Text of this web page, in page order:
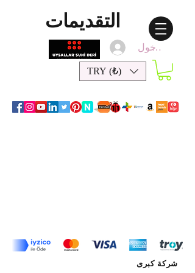
التقديمات
تسجيل الدخول
TRY (₺)
شركة كبرى